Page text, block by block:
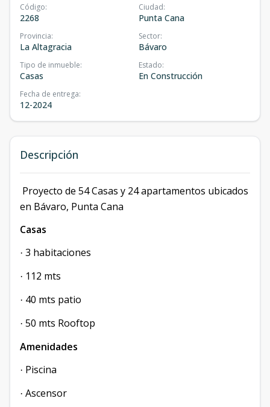
Código:
2268
Ciudad:
Punta Cana
Provincia:
La Altagracia
Sector:
Bávaro
Tipo de inmueble:
Casas
Estado:
En Construcción
Fecha de entrega:
12-2024
Descripción
Proyecto de 54 Casas y 24 apartamentos ubicados
en Bávaro, Punta Cana
Casas
· 3 habitaciones
· 112 mts
· 40 mts patio
· 50 mts Rooftop
Amenidades
· Piscina
· Ascensor